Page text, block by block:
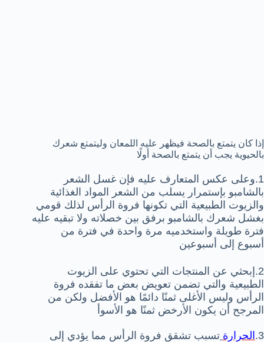
إذا كان يتمتع بالصحة فيظهر عليه اللمعان وليتمتع شعرك
بالحيوية يجب أن يتمتع بالصحة أولًا
1.وعلى عكس المتعارف عليه فإن غسل الشعر
بالشامبو بإستمرار يسلب من الشعر المواد الغذائية
والزيوت الطبيعية التي تكونها فروة الرأس لذلك قومي
بغشل شعرك بالشامبو برفق بين خصلاته ولا تبقيه عليه
فترة طويلة واستخدميه مرة واحدة في فترة من
أسبوع إلى أسبوعين
2.إبحثي عن المنتجات التي تحتوي على الزيوت
الطبيعية والتي تضمن تعويض بعض ما تفقده فروة
الرأس وليس الأغلى ثمنًا دائمًا هو الأفضل ولكن من
المرجح أن يكون الأرخض ثمنًا هو الأسوأ
3. الحرارة تسبب تشقق فروة الرأس مما يؤدي إلى